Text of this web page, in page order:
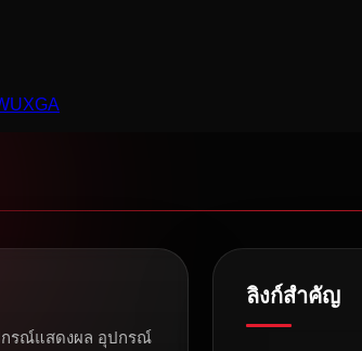
กรณ์แสดงผล อุปกรณ์
ลิงก์สำคัญ